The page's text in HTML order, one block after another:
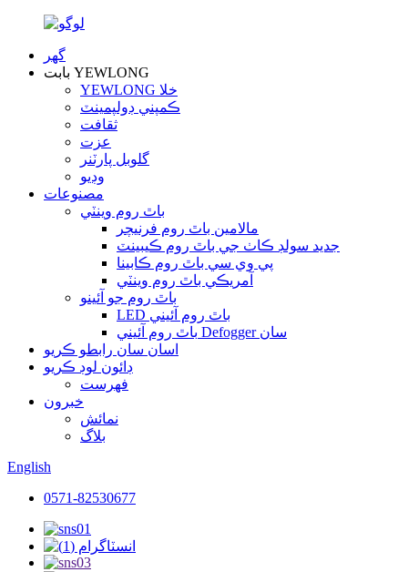
گهر
بابت YEWLONG
YEWLONG خلا
ڪمپني ڊولپمينٽ
ثقافت
عزت
گلوبل پارٽنر
وڊيو
مصنوعات
باٿ روم وينٽي
مالامين باٿ روم فرنيچر
جديد سولڊ ڪاٺ جي باٿ روم ڪيبينٽ
پي وي سي باٿ روم ڪابينا
آمريڪي باٿ روم وينٽي
باٿ روم جو آئينو
LED باٿ روم آئيني
باٿ روم آئيني Defogger سان
اسان سان رابطو ڪريو
ڊائون لوڊ ڪريو
فهرست
خبرون
نمائش
بلاگ
English
0571-82530677